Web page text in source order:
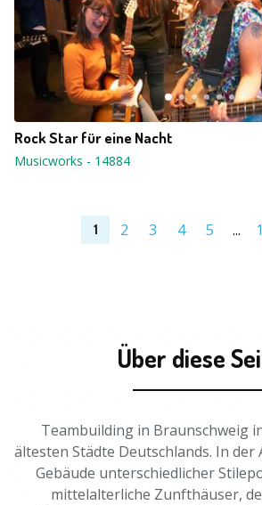
Rock Star für eine Nacht
Musicworks - 14884
1 2 3 4 5 ...
Über diese
Teambuilding in Braunschweig
ältesten Städte Deutschlands. In
Gebäude unterschiedlicher
mittelalterliche Zunfthäuser,